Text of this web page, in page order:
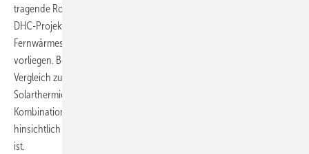
tragende Rolle einzunehmen. Zu diesem Ergebnis kommt das IEA-
DHC-Projekt Annex TS2 „Realisierung von Niedertemperatur-
Fernwärmesystemen“, dessen Ergebnisse bereits als Guidebook
vorliegen. Bei der Projektrecherche stellte sich heraus, dass im
Vergleich zu anderen Maßnahmen und Technologien, wie
Solarthermie, Biomasse, Abfall-KWK und Speichertechnologien, die
Kombination von Niedertemperaturnetzen und Wärmepumpen
hinsichtlich Investitionen und Betriebskosten am wirtschaftlichsten
ist.